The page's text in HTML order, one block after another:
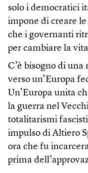
solo i democratici
impone di creare
che i governanti
per cambiare la
C’è bisogno di
verso un’Europa
Un’Europa unita
la guerra nel
totalitarismi
impulso di Altiero
ora che fu
prima